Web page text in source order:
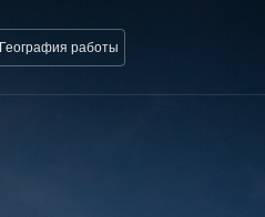
География работы